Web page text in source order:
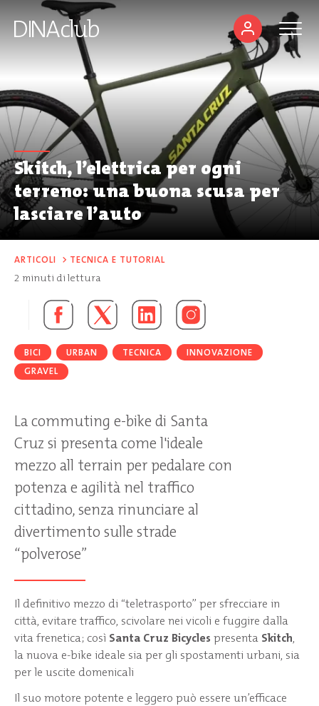
Skitch, l’elettrica per ogni
terreno: una buona scusa per
lasciare l’auto
ARTICOLI > TECNICA E TUTORIAL
2 minuti di lettura
BICI URBAN TECNICA
INNOVAZIONE
GRAVEL
La commuting e-bike di Santa
Cruz si presenta come l'ideale
mezzo all terrain per pedalare con
potenza e agilità nel traffico
cittadino, senza rinunciare al
divertimento sulle strade
“polverose”
Il definitivo mezzo di “teletrasporto” per sfrecciare in
città, evitare traffico, scivolare nei vicoli e fuggire dalla
vita frenetica; così Santa Cruz Bicycles presenta Skitch,
la nuova e-bike ideale sia per gli spostamenti urbani, sia
per le uscite domenicali
Il suo motore potente e leggero può essere un’efficace